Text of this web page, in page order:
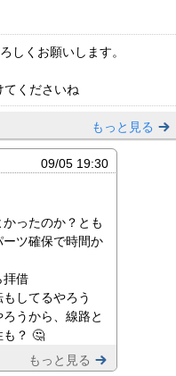
しくお願いします。
てくださいね
もっと見る
09/05 19:30
ったのか？とも
ツ確保で時間か
拝借
してるやろう
うから、線路と
も？ 🤔
もっと見る